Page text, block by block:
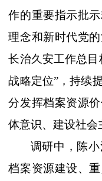
作的重要指示批
理念和新时代党
长治久安工作总
战略定位”，持续
分发挥档案资源
体意识、建设社会
调研中，陈
档案资源建设、